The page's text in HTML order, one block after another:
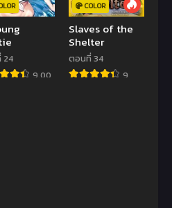
24
9.00
COLOR
Slaves of the
Shelter
ตอนที่ 34
9